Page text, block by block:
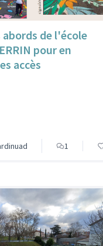
abords de l'école
pour en
accès
1